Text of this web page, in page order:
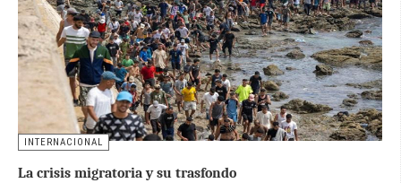
INTERNACIONAL
La crisis migratoria y su trasfondo